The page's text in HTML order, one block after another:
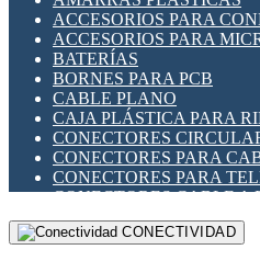
INDICADORES PARA
INTERFACES DE RELÉ
INTERRUPTORES FIN DE
LLAVES
MEDIDORES DE
MOTORES PASO A PASO
PANTALLAS HMI
PLC -CONTROLADORES
PROGRAMADORES DE
RELÉS DE PROTECCIÓN
SENSORES CAPACITIVOS
ACCESORIOS PARA
ACCESORIOS PARA
BATERÍAS
BORNES PARA PCB
CABLE PLANO
CAJA PLÁSTICA PARA
CONECTORES
CONECTORES PARA
CONECTORES PARA
CONECTORES CABLE A
CONECTORES PCB A
DIP SWITCHESCONECTIVIDAD